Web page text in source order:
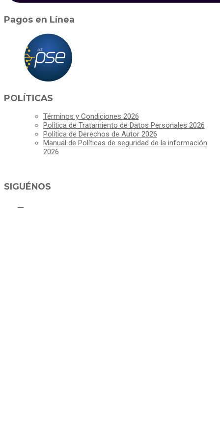
Pagos en Línea
POLÍTICAS
Términos y Condiciones 2026
Política de Tratamiento de Datos Personales 2026
Política de Derechos de Autor 2026
Manual de Políticas de seguridad de la información
2026
SIGUÉNOS